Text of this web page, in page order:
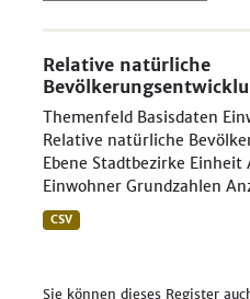
Relative natürliche
Themenfeld Basisdaten
Relative natürliche
Ebene Stadtbezirke Einheit
Einwohner Grundzahlen
CSV
Sie können dieses Register